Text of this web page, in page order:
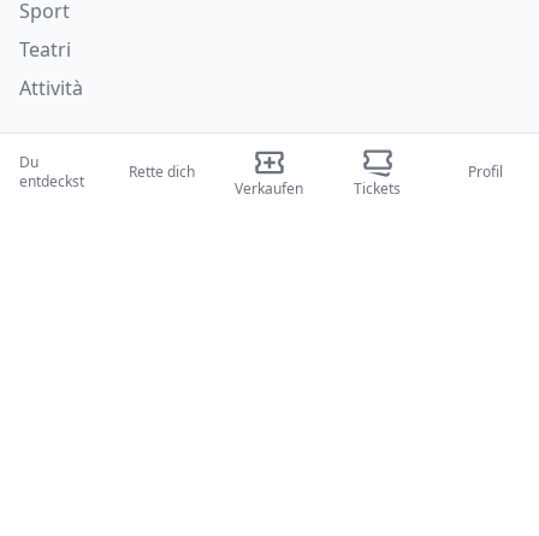
Sport
Teatri
Attività
Über uns
Du
entdeckst
Rette dich
Verkaufen
Tickets
Profil